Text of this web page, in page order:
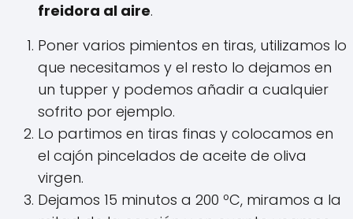
freidora al aire.
Poner varios pimientos en tiras, utilizamos lo
que necesitamos y el resto lo dejamos en
un tupper y podemos añadir a cualquier
sofrito por ejemplo.
Lo partimos en tiras finas y colocamos en
el cajón pincelados de aceite de oliva
virgen.
Dejamos 15 minutos a 200 ºC, miramos a la